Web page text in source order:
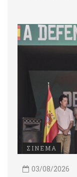
ΣΙΝΕΜΑ
03/08/2026